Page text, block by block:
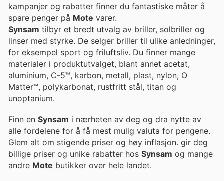
kampanjer og rabatter finner du fantastiske måter å
spare penger på Mote varer.
Synsam tilbyr et bredt utvalg av briller, solbriller og
linser med styrke. De selger briller til ulike anledninger,
for eksempel sport og friluftsliv. Du finner mange
materialer i produktutvalget, blant annet acetat,
aluminium, C-5™, karbon, metall, plast, nylon, O
Matter™, polykarbonat, rustfritt stål, titan og
unoptanium.
Finn en Synsam i nærheten av deg og dra nytte av
alle fordelene for å få mest mulig valuta for pengene.
Glem alt om stigende priser og høy inflasjon. gir deg
billige priser og unike rabatter hos Synsam og mange
andre Mote butikker over hele landet.